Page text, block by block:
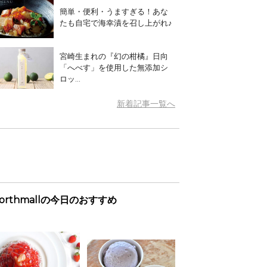
簡単・便利・うますぎる！あな
たも自宅で海幸漬を召し上がれ♪
宮崎生まれの『幻の柑橘』日向
「へべす」を使用した無添加シ
ロッ...
新着記事一覧へ
の今日のおすすめ